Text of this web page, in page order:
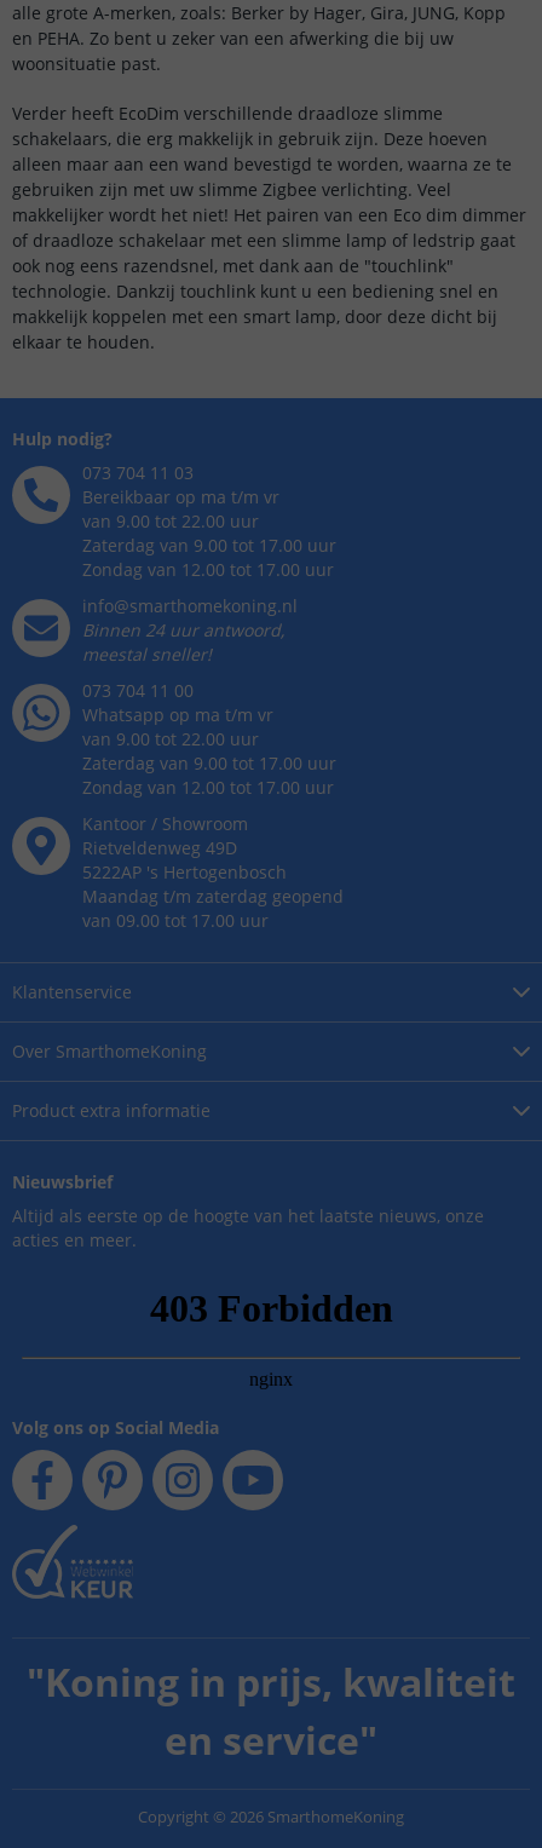
alle grote A-merken, zoals: Berker by Hager, Gira, JUNG, Kopp
en PEHA. Zo bent u zeker van een afwerking die bij uw
woonsituatie past.
Verder heeft EcoDim verschillende draadloze slimme
schakelaars, die erg makkelijk in gebruik zijn. Deze hoeven
alleen maar aan een wand bevestigd te worden, waarna ze te
gebruiken zijn met uw slimme Zigbee verlichting. Veel
makkelijker wordt het niet! Het pairen van een Eco dim dimmer
of draadloze schakelaar met een slimme lamp of ledstrip gaat
ook nog eens razendsnel, met dank aan de "touchlink"
technologie. Dankzij touchlink kunt u een bediening snel en
makkelijk koppelen met een smart lamp, door deze dicht bij
elkaar te houden.
Over SmarthomeKoning
Product extra informatie
Klantenservice
Hulp nodig?
073 704 11 03
Bereikbaar op ma t/m vr
van 9.00 tot 22.00 uur
Zaterdag van 9.00 tot 17.00 uur
Zondag van 12.00 tot 17.00 uur
info@smarthomekoning.nl
Binnen 24 uur antwoord,
meestal sneller!
073 704 11 00
Whatsapp op ma t/m vr
van 9.00 tot 22.00 uur
Zaterdag van 9.00 tot 17.00 uur
Zondag van 12.00 tot 17.00 uur
Kantoor / Showroom
Rietveldenweg 49D
5222AP 's Hertogenbosch
Maandag t/m zaterdag geopend
van 09.00 tot 17.00 uur
Nieuwsbrief
Altijd als eerste op de hoogte van het laatste nieuws, onze
acties en meer.
Volg ons op Social Media
"Koning in prijs, kwaliteit
en service"
Copyright © 2026 SmarthomeKoning